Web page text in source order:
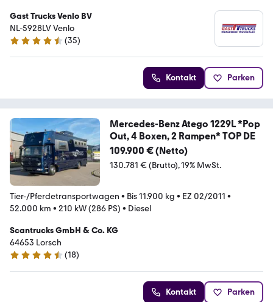
Gast Trucks Venlo BV
NL-5928LV Venlo
4.5 Sterne
(35)
Kontakt Parken
Mercedes-Benz Atego 1229L *Pop
Out, 4 Boxen, 2 Rampen* TOP DE
109.900 € (Netto)
130.781 € (Brutto) 19% MwSt.
Tier-/Pferdetransportwagen • Bis 11.900 kg • EZ 02/2011 •
52.000 km • 210 kW (286 PS) • Diesel
Scantrucks GmbH & Co. KG
64653 Lorsch
4.7 Sterne
(18)
Kontakt Parken